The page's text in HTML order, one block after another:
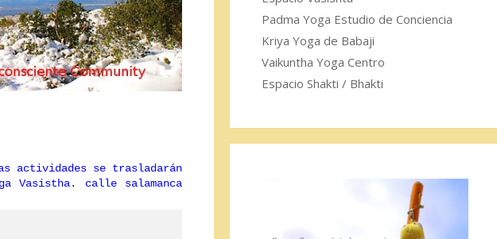
actividades se trasladarán
Vasistha. calle salamanca
Padma Yoga Estudio de Conciencia
Kriya Yoga de Babaji
Vaikuntha Yoga Centro
Espacio Shakti / Bhakti